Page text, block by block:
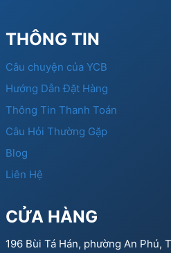
THÔNG TIN
Câu chuyện của YCB
Hướng Dẫn Đặt Hàng
Thông Tin Thanh Toán
Câu Hỏi Thường Gặp
Blog
Liên Hệ
CỬA HÀNG
196 Bùi Tá Hán, phường An Phú,